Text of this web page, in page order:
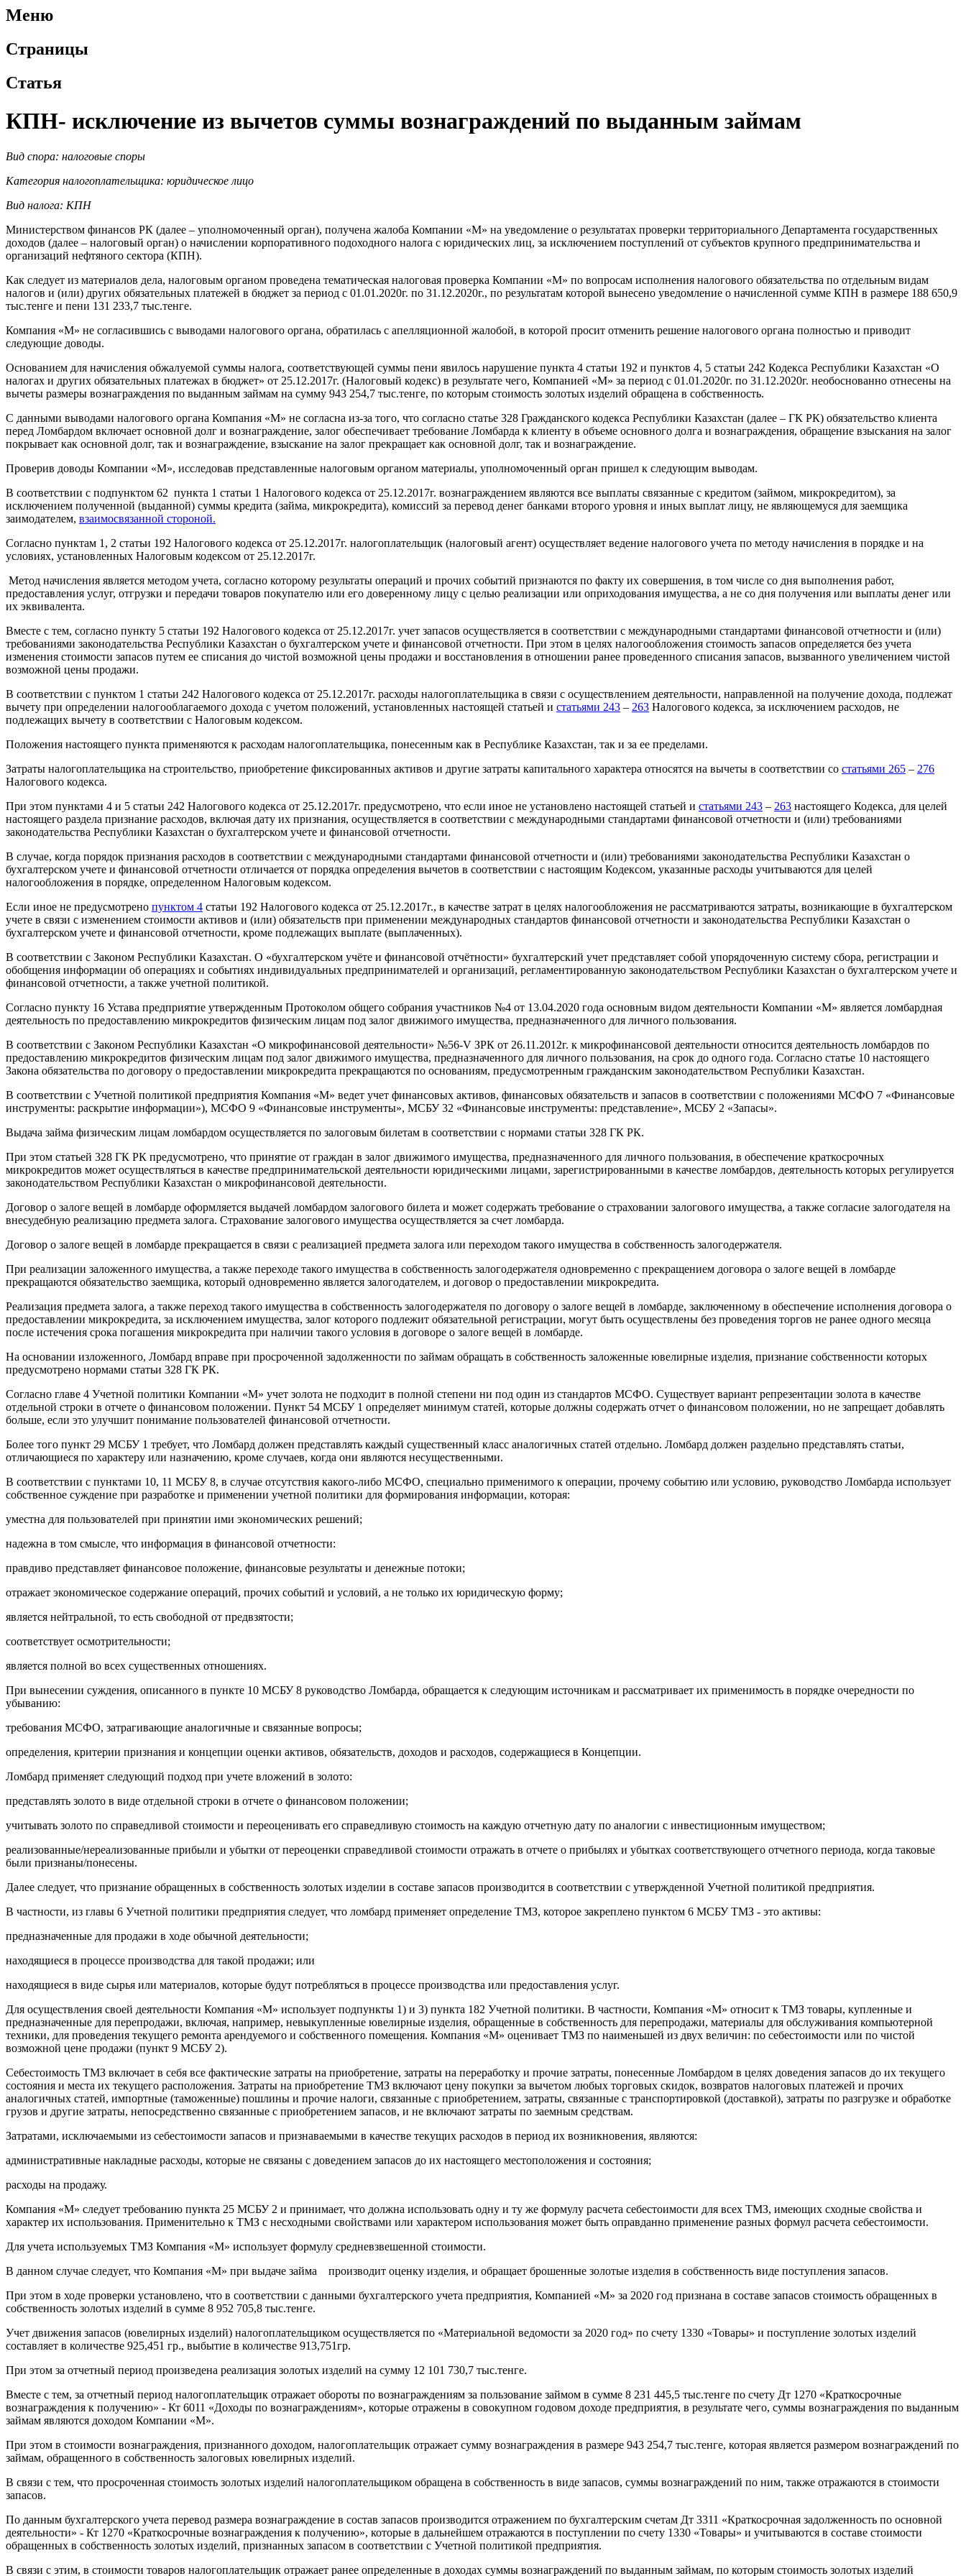
Меню
Страницы
Статья
КПН- исключение из вычетов суммы вознаграждений по выданным займам
Вид спора: налоговые споры
Категория налогоплательщика: юридическое лицо
Вид налога: КПН
Министерством финансов РК (далее – уполномоченный орган), получена жалоба Компании «М» на уведомление о результатах проверки территориального Департамента государственных
доходов (далее – налоговый орган) о начислении корпоративного подоходного налога с юридических лиц, за исключением поступлений от субъектов крупного предпринимательства и
организаций нефтяного сектора (КПН).
Как следует из материалов дела, налоговым органом проведена тематическая налоговая проверка Компании «М» по вопросам исполнения налогового обязательства по отдельным видам
налогов и (или) других обязательных платежей в бюджет за период с 01.01.2020г. по 31.12.2020г., по результатам которой вынесено уведомление о начисленной сумме КПН в размере 188 650,9
тыс.тенге и пени 131 233,7 тыс.тенге.
Компания «М» не согласившись с выводами налогового органа, обратилась с апелляционной жалобой, в которой просит отменить решение налогового органа полностью и приводит
следующие доводы.
Основанием для начисления обжалуемой суммы налога, соответствующей суммы пени явилось нарушение пункта 4 статьи 192 и пунктов 4, 5 статьи 242 Кодекса Республики Казахстан «О
налогах и других обязательных платежах в бюджет» от 25.12.2017г. (Налоговый кодекс) в результате чего, Компанией «М» за период с 01.01.2020г. по 31.12.2020г. необоснованно отнесены на
вычеты размеры вознаграждения по выданным займам на сумму 943 254,7 тыс.тенге, по которым стоимость золотых изделий обращена в собственность.
С данными выводами налогового органа Компания «М» не согласна из-за того, что согласно статье 328 Гражданского кодекса Республики Казахстан (далее – ГК РК) обязательство клиента
перед Ломбардом включает основной долг и вознаграждение, залог обеспечивает требование Ломбарда к клиенту в объеме основного долга и вознаграждения, обращение взыскания на залог
покрывает как основной долг, так и вознаграждение, взыскание на залог прекращает как основной долг, так и вознаграждение.
Проверив доводы Компании «М», исследовав представленные налоговым органом материалы, уполномоченный орган пришел к следующим выводам.
В соответствии с подпунктом 62 пункта 1 статьи 1 Налогового кодекса от 25.12.2017г. вознаграждением являются все выплаты связанные с кредитом (займом, микрокредитом), за
исключением полученной (выданной) суммы кредита (займа, микрокредита), комиссий за перевод денег банками второго уровня и иных выплат лицу, не являющемуся для заемщика
заимодателем, взаимосвязанной стороной.
Согласно пунктам 1, 2 статьи 192 Налогового кодекса от 25.12.2017г. налогоплательщик (налоговый агент) осуществляет ведение налогового учета по методу начисления в порядке и на
условиях, установленных Налоговым кодексом от 25.12.2017г.
Метод начисления является методом учета, согласно которому результаты операций и прочих событий признаются по факту их совершения, в том числе со дня выполнения работ,
предоставления услуг, отгрузки и передачи товаров покупателю или его доверенному лицу с целью реализации или оприходования имущества, а не со дня получения или выплаты денег или
их эквивалента.
Вместе с тем, согласно пункту 5 статьи 192 Налогового кодекса от 25.12.2017г. учет запасов осуществляется в соответствии с международными стандартами финансовой отчетности и (или)
требованиями законодательства Республики Казахстан о бухгалтерском учете и финансовой отчетности. При этом в целях налогообложения стоимость запасов определяется без учета
изменения стоимости запасов путем ее списания до чистой возможной цены продажи и восстановления в отношении ранее проведенного списания запасов, вызванного увеличением чистой
возможной цены продажи.
В соответствии с пунктом 1 статьи 242 Налогового кодекса от 25.12.2017г. расходы налогоплательщика в связи с осуществлением деятельности, направленной на получение дохода, подлежат
вычету при определении налогооблагаемого дохода с учетом положений, установленных настоящей статьей и статьями 243 – 263 Налогового кодекса, за исключением расходов, не
подлежащих вычету в соответствии с Налоговым кодексом.
Положения настоящего пункта применяются к расходам налогоплательщика, понесенным как в Республике Казахстан, так и за ее пределами.
Затраты налогоплательщика на строительство, приобретение фиксированных активов и другие затраты капитального характера относятся на вычеты в соответствии со статьями 265 – 276
Налогового кодекса.
При этом пунктами 4 и 5 статьи 242 Налогового кодекса от 25.12.2017г. предусмотрено, что если иное не установлено настоящей статьей и статьями 243 – 263 настоящего Кодекса, для целей
настоящего раздела признание расходов, включая дату их признания, осуществляется в соответствии с международными стандартами финансовой отчетности и (или) требованиями
законодательства Республики Казахстан о бухгалтерском учете и финансовой отчетности.
В случае, когда порядок признания расходов в соответствии с международными стандартами финансовой отчетности и (или) требованиями законодательства Республики Казахстан о
бухгалтерском учете и финансовой отчетности отличается от порядка определения вычетов в соответствии с настоящим Кодексом, указанные расходы учитываются для целей
налогообложения в порядке, определенном Налоговым кодексом.
Если иное не предусмотрено пунктом 4 статьи 192 Налогового кодекса от 25.12.2017г., в качестве затрат в целях налогообложения не рассматриваются затраты, возникающие в бухгалтерском
учете в связи с изменением стоимости активов и (или) обязательств при применении международных стандартов финансовой отчетности и законодательства Республики Казахстан о
бухгалтерском учете и финансовой отчетности, кроме подлежащих выплате (выплаченных).
В соответствии с Законом Республики Казахстан. О «бухгалтерском учёте и финансовой отчётности» бухгалтерский учет представляет собой упорядоченную систему сбора, регистрации и
обобщения информации об операциях и событиях индивидуальных предпринимателей и организаций, регламентированную законодательством Республики Казахстан о бухгалтерском учете и
финансовой отчетности, а также учетной политикой.
Согласно пункту 16 Устава предприятие утвержденным Протоколом общего собрания участников №4 от 13.04.2020 года основным видом деятельности Компании «М» является ломбардная
деятельность по предоставлению микрокредитов физическим лицам под залог движимого имущества, предназначенного для личного пользования.
В соответствии с Законом Республики Казахстан «О микрофинансовой деятельности» №56-V ЗРК от 26.11.2012г. к микрофинансовой деятельности относится деятельность ломбардов по
предоставлению микрокредитов физическим лицам под залог движимого имущества, предназначенного для личного пользования, на срок до одного года. Согласно статье 10 настоящего
Закона обязательства по договору о предоставлении микрокредита прекращаются по основаниям, предусмотренным гражданским законодательством Республики Казахстан.
В соответствии с Учетной политикой предприятия Компания «М» ведет учет финансовых активов, финансовых обязательств и запасов в соответствии с положениями МСФО 7 «Финансовые
инструменты: раскрытие информации»), МСФО 9 «Финансовые инструменты», МСБУ 32 «Финансовые инструменты: представление», МСБУ 2 «Запасы».
Выдача займа физическим лицам ломбардом осуществляется по залоговым билетам в соответствии с нормами статьи 328 ГК РК.
При этом статьей 328 ГК РК предусмотрено, что принятие от граждан в залог движимого имущества, предназначенного для личного пользования, в обеспечение краткосрочных
микрокредитов может осуществляться в качестве предпринимательской деятельности юридическими лицами, зарегистрированными в качестве ломбардов, деятельность которых регулируется
законодательством Республики Казахстан о микрофинансовой деятельности.
Договор о залоге вещей в ломбарде оформляется выдачей ломбардом залогового билета и может содержать требование о страховании залогового имущества, а также согласие залогодателя на
внесудебную реализацию предмета залога. Страхование залогового имущества осуществляется за счет ломбарда.
Договор о залоге вещей в ломбарде прекращается в связи с реализацией предмета залога или переходом такого имущества в собственность залогодержателя.
При реализации заложенного имущества, а также переходе такого имущества в собственность залогодержателя одновременно с прекращением договора о залоге вещей в ломбарде
прекращаются обязательство заемщика, который одновременно является залогодателем, и договор о предоставлении микрокредита.
Реализация предмета залога, а также переход такого имущества в собственность залогодержателя по договору о залоге вещей в ломбарде, заключенному в обеспечение исполнения договора о
предоставлении микрокредита, за исключением имущества, залог которого подлежит обязательной регистрации, могут быть осуществлены без проведения торгов не ранее одного месяца
после истечения срока погашения микрокредита при наличии такого условия в договоре о залоге вещей в ломбарде.
На основании изложенного, Ломбард вправе при просроченной задолженности по займам обращать в собственность заложенные ювелирные изделия, признание собственности которых
предусмотрено нормами статьи 328 ГК РК.
Согласно главе 4 Учетной политики Компании «М» учет золота не подходит в полной степени ни под один из стандартов МСФО. Существует вариант репрезентации золота в качестве
отдельной строки в отчете о финансовом положении. Пункт 54 МСБУ 1 определяет минимум статей, которые должны содержать отчет о финансовом положении, но не запрещает добавлять
больше, если это улучшит понимание пользователей финансовой отчетности.
Более того пункт 29 МСБУ 1 требует, что Ломбард должен представлять каждый существенный класс аналогичных статей отдельно. Ломбард должен раздельно представлять статьи,
отличающиеся по характеру или назначению, кроме случаев, когда они являются несущественными.
В соответствии с пунктами 10, 11 МСБУ 8, в случае отсутствия какого-либо МСФО, специально применимого к операции, прочему событию или условию, руководство Ломбарда использует
собственное суждение при разработке и применении учетной политики для формирования информации, которая:
уместна для пользователей при принятии ими экономических решений;
надежна в том смысле, что информация в финансовой отчетности:
правдиво представляет финансовое положение, финансовые результаты и денежные потоки;
отражает экономическое содержание операций, прочих событий и условий, а не только их юридическую форму;
является нейтральной, то есть свободной от предвзятости;
соответствует осмотрительности;
является полной во всех существенных отношениях.
При вынесении суждения, описанного в пункте 10 МСБУ 8 руководство Ломбарда, обращается к следующим источникам и рассматривает их применимость в порядке очередности по
убыванию:
требования МСФО, затрагивающие аналогичные и связанные вопросы;
определения, критерии признания и концепции оценки активов, обязательств, доходов и расходов, содержащиеся в Концепции.
Ломбард применяет следующий подход при учете вложений в золото:
представлять золото в виде отдельной строки в отчете о финансовом положении;
учитывать золото по справедливой стоимости и переоценивать его справедливую стоимость на каждую отчетную дату по аналогии с инвестиционным имуществом;
реализованные/нереализованные прибыли и убытки от переоценки справедливой стоимости отражать в отчете о прибылях и убытках соответствующего отчетного периода, когда таковые
были признаны/понесены.
Далее следует, что признание обращенных в собственность золотых изделии в составе запасов производится в соответствии с утвержденной Учетной политикой предприятия.
В частности, из главы 6 Учетной политики предприятия следует, что ломбард применяет определение ТМЗ, которое закреплено пунктом 6 МСБУ ТМЗ - это активы:
предназначенные для продажи в ходе обычной деятельности;
находящиеся в процессе производства для такой продажи; или
находящиеся в виде сырья или материалов, которые будут потребляться в процессе производства или предоставления услуг.
Для осуществления своей деятельности Компания «М» использует подпункты 1) и 3) пункта 182 Учетной политики. В частности, Компания «М» относит к ТМЗ товары, купленные и
предназначенные для перепродажи, включая, например, невыкупленные ювелирные изделия, обращенные в собственность для перепродажи, материалы для обслуживания компьютерной
техники, для проведения текущего ремонта арендуемого и собственного помещения. Компания «М» оценивает ТМЗ по наименьшей из двух величин: по себестоимости или по чистой
возможной цене продажи (пункт 9 МСБУ 2).
Себестоимость ТМЗ включает в себя все фактические затраты на приобретение, затраты на переработку и прочие затраты, понесенные Ломбардом в целях доведения запасов до их текущего
состояния и места их текущего расположения. Затраты на приобретение ТМЗ включают цену покупки за вычетом любых торговых скидок, возвратов налоговых платежей и прочих
аналогичных статей, импортные (таможенные) пошлины и прочие налоги, связанные с приобретением, затраты, связанные с транспортировкой (доставкой), затраты по разгрузке и обработке
грузов и другие затраты, непосредственно связанные с приобретением запасов, и не включают затраты по заемным средствам.
Затратами, исключаемыми из себестоимости запасов и признаваемыми в качестве текущих расходов в период их возникновения, являются:
административные накладные расходы, которые не связаны с доведением запасов до их настоящего местоположения и состояния;
расходы на продажу.
Компания «М» следует требованию пункта 25 МСБУ 2 и принимает, что должна использовать одну и ту же формулу расчета себестоимости для всех ТМЗ, имеющих сходные свойства и
характер их использования. Применительно к ТМЗ с несходными свойствами или характером использования может быть оправданно применение разных формул расчета себестоимости.
Для учета используемых ТМЗ Компания «М» использует формулу средневзвешенной стоимости.
В данном случае следует, что Компания «М» при выдаче займа производит оценку изделия, и обращает брошенные золотые изделия в собственность виде поступления запасов.
При этом в ходе проверки установлено, что в соответствии с данными бухгалтерского учета предприятия, Компанией «М» за 2020 год признана в составе запасов стоимость обращенных в
собственность золотых изделий в сумме 8 952 705,8 тыс.тенге.
Учет движения запасов (ювелирных изделий) налогоплательщиком осуществляется по «Материальной ведомости за 2020 год» по счету 1330 «Товары» и поступление золотых изделий
составляет в количестве 925,451 гр., выбытие в количестве 913,751гр.
При этом за отчетный период произведена реализация золотых изделий на сумму 12 101 730,7 тыс.тенге.
Вместе с тем, за отчетный период налогоплательщик отражает обороты по вознаграждениям за пользование займом в сумме 8 231 445,5 тыс.тенге по счету Дт 1270 «Краткосрочные
вознаграждения к получению» - Кт 6011 «Доходы по вознаграждениям», которые отражены в совокупном годовом доходе предприятия, в результате чего, суммы вознаграждения по выданным
займам являются доходом Компании «М».
При этом в стоимости вознаграждения, признанного доходом, налогоплательщик отражает сумму вознаграждения в размере 943 254,7 тыс.тенге, которая является размером вознаграждений по
займам, обращенного в собственность залоговых ювелирных изделий.
В связи с тем, что просроченная стоимость золотых изделий налогоплательщиком обращена в собственность в виде запасов, суммы вознаграждений по ним, также отражаются в стоимости
запасов.
По данным бухгалтерского учета перевод размера вознаграждение в состав запасов производится отражением по бухгалтерским счетам Дт 3311 «Краткосрочная задолженность по основной
деятельности» - Кт 1270 «Краткосрочные вознаграждения к получению», которые в дальнейшем отражаются в поступлении по счету 1330 «Товары» и учитываются в составе стоимости
обращенных в собственность золотых изделий, признанных запасом в соответствии с Учетной политикой предприятия.
В связи с этим, в стоимости товаров налогоплательщик отражает ранее определенные в доходах суммы вознаграждений по выданным займам, по которым стоимость золотых изделий